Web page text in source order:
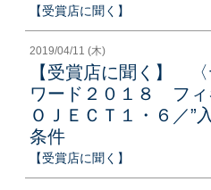
【受賞店に聞く】
2019/04/11 (木)
【受賞店に聞く】
ワード２０１８ フィ
ＯＪＥＣＴ１・６／”
条件
【受賞店に聞く】